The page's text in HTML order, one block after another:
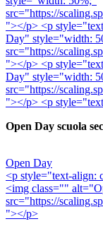
src="https://
"></p> <p
Day" style="width:
src="https://
"></p> <p
Day" style="width:
src="https://
"></p> <p
Open Day scuola
Open Day
<p style="text-align:
<img class=""
src="https://
"></p>